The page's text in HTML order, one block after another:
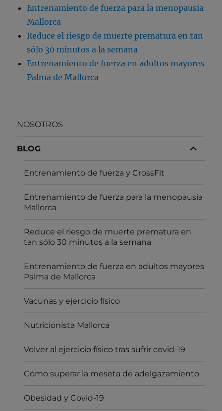
Entrenamiento de fuerza para la menopausia
Mallorca
Reduce el riesgo de muerte prematura en tan
sólo 30 minutos a la semana
Entrenamiento de fuerza en adultos mayores
Palma de Mallorca
NOSOTROS
BLOG
expande
Entrenamiento de fuerza y CrossFit
Entrenamiento de fuerza para la menopausia
Mallorca
Reduce el riesgo de muerte prematura en
tan sólo 30 minutos a la semana
Entrenamiento de fuerza en adultos mayores
Palma de Mallorca
Vacunas y ejercicio físico
Nutricionista Mallorca
Volver al ejercicio físico tras sufrir covid-19
Cómo superar la meseta de adelgazamiento
Obesidad y Covid-19